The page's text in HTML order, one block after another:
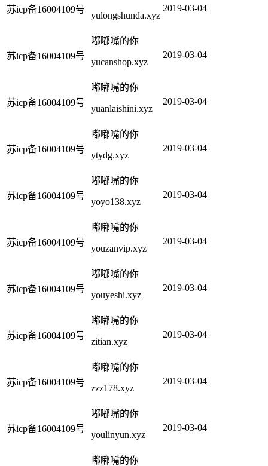
苏icp备16004109号
yulongshunda.xyz
2019-03-04
苏icp备16004109号
嘟嘟嘴的你
yucanshop.xyz
2019-03-04
苏icp备16004109号
嘟嘟嘴的你
yuanlaishini.xyz
2019-03-04
苏icp备16004109号
嘟嘟嘴的你
ytydg.xyz
2019-03-04
苏icp备16004109号
嘟嘟嘴的你
yoyo138.xyz
2019-03-04
苏icp备16004109号
嘟嘟嘴的你
youzanvip.xyz
2019-03-04
苏icp备16004109号
嘟嘟嘴的你
youyeshi.xyz
2019-03-04
苏icp备16004109号
嘟嘟嘴的你
zitian.xyz
2019-03-04
苏icp备16004109号
嘟嘟嘴的你
zzz178.xyz
2019-03-04
苏icp备16004109号
嘟嘟嘴的你
youlinyun.xyz
2019-03-04
嘟嘟嘴的你